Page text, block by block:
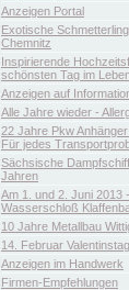
Anzeigen Portal
Exotische
Chemnitz
Inspirierende
schönsten Tag im
Anzeigen auf
Alle Jahre wieder -
22 Jahre Pkw
Für jedes
Sächsische
Jahren
Am 1. und 2. Juni 2013
Wasserschloß
10 Jahre Metallbau
14. Februar
Anzeigen im Handwerk
Firmen-Empfehlungen